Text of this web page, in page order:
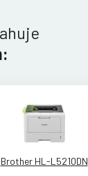
Brother HL-L5210DN